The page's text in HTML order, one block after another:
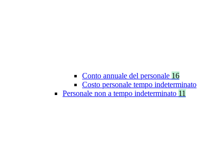
Conto annuale del personale 16
Costo personale tempo indeterminato
Personale non a tempo indeterminato 11